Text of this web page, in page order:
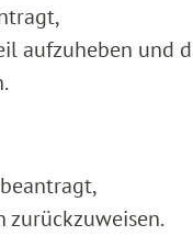
aufzuheben und
zurückzuweisen.